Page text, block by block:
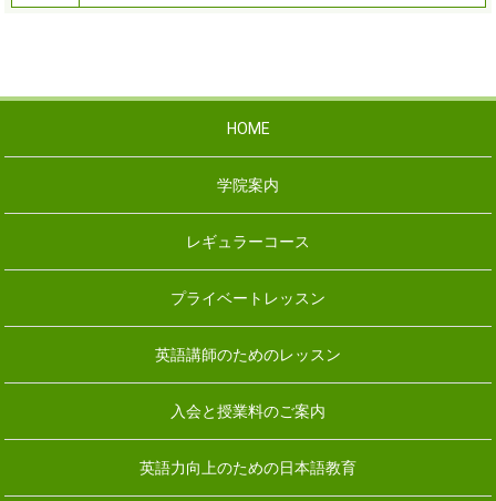
HOME
学院案内
レギュラーコース
プライベートレッスン
英語講師のためのレッスン
入会と授業料のご案内
英語力向上のための日本語教育